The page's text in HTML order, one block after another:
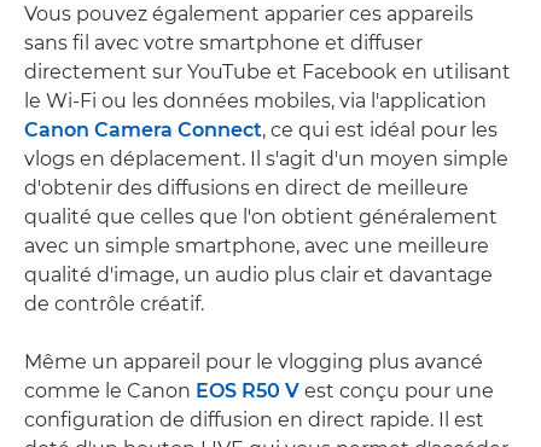
Vous pouvez également apparier ces appareils
sans fil avec votre smartphone et diffuser
directement sur YouTube et Facebook en utilisant
le Wi-Fi ou les données mobiles, via l'application
Canon Camera Connect, ce qui est idéal pour les
vlogs en déplacement. Il s'agit d'un moyen simple
d'obtenir des diffusions en direct de meilleure
qualité que celles que l'on obtient généralement
avec un simple smartphone, avec une meilleure
qualité d'image, un audio plus clair et davantage
de contrôle créatif.
Même un appareil pour le vlogging plus avancé
comme le Canon EOS R50 V est conçu pour une
configuration de diffusion en direct rapide. Il est